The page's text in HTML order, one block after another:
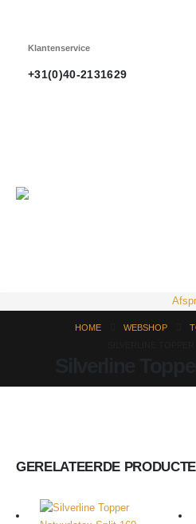
Klantenservice
+31(0)40-2131629
HOME WEBSHOP
GERELATEERDE